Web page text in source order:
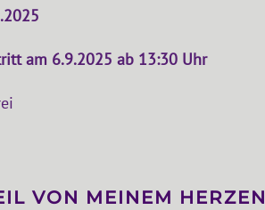
am 6.9.2025 ab 13:30 Uhr
VON MEINEM HERZEN